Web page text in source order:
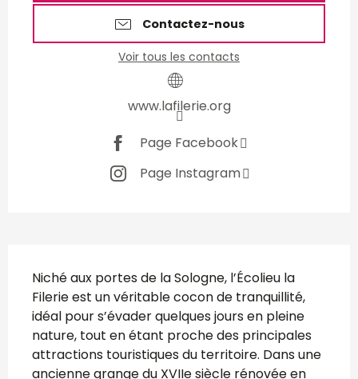
Contactez-nous
Voir tous les contacts
www.lafilerie.org
Page Facebook
Page Instagram
Description
Niché aux portes de la Sologne, l’Écolieu la
Filerie est un véritable cocon de tranquillité,
idéal pour s’évader quelques jours en pleine
nature, tout en étant proche des principales
attractions touristiques du territoire. Dans une
ancienne grange du XVIIe siècle rénovée en